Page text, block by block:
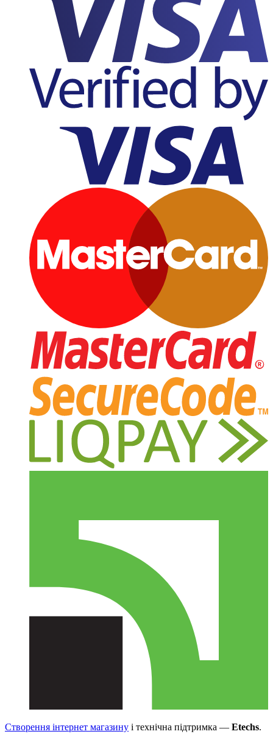
Створення інтернет магазину і технічна підтримка — Etechs.